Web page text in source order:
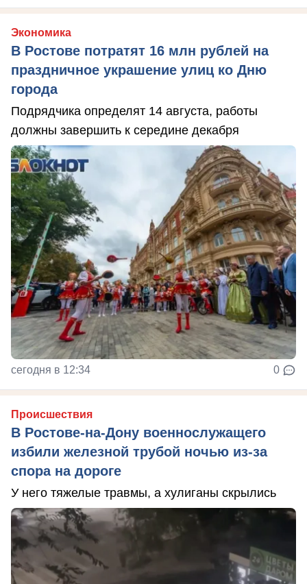
Экономика
В Ростове потратят 16 млн рублей на
праздничное украшение улиц ко Дню
города
Подрядчика определят 14 августа, работы
должны завершить к середине декабря
сегодня в 12:34 0
Происшествия
В Ростове-на-Дону военнослужащего
избили железной трубой ночью из-за
спора на дороге
У него тяжелые травмы, а хулиганы скрылись